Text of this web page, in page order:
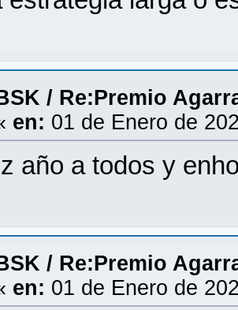
/ Re:Premio
en: 01 de Enero de
año a todos y
/ Re:Premio
en: 01 de Enero de